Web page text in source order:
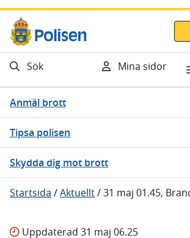
Gå direkt till innehåll
Sök Mina sidor
Anmäl brott
Tipsa polisen
Skydda dig mot brott
Startsida /Aktuellt/31 maj 01.45,
Uppdaterad 31 maj 06.25